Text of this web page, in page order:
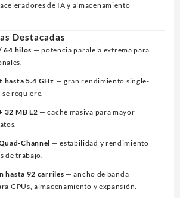
de IA y almacenamiento
Destacadas
64 hilos — potencia paralela extrema para
hasta 5.4 GHz — gran rendimiento single-
requiere.
32 MB L2 — caché masiva para mayor
Channel — estabilidad y rendimiento
de trabajo.
hasta 92 carriles — ancho de banda
GPUs, almacenamiento y expansión.